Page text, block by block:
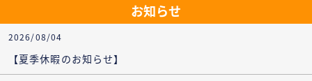
お知らせ
2026/08/04
【夏季休暇のお知らせ】